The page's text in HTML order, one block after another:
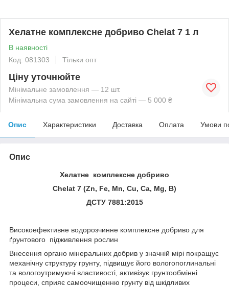
Хелатне комплексне добриво Chelat 7 1 л
В наявності
Код: 081303
Тільки опт
Ціну уточнюйте
Мінімальне замовлення — 12 шт.
Мінімальна сума замовлення на сайті — 5 000 ₴
Опис Характеристики Доставка Оплата Умови
Опис
Хелатне комплексне добриво
Chelat 7 (Zn, Fe, Mn, Cu, Ca, Mg, B)
ДСТУ 7881:2015
Високоефективне водорозчинне комплексне добриво для
ґрунтового підживлення рослин
Внесення органо мінеральних добрив у значній мірі покращує
механічну структуру грунту, підвищує його вологопоглинальні
та вологоутримуючі властивості, активізує грунтообмінні
процеси, сприяє самоочищенню грунту від шкідливих